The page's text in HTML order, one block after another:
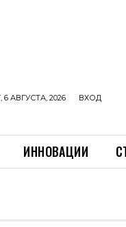
6 АВГУСТА, 2026 ВХОД
ИННОВАЦИИ